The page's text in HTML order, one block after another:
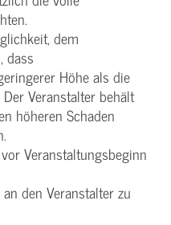
dem
dass
Höhe als die
Veranstalter behält
höheren Schaden
Veranstaltungsbeginn
den Veranstalter zu